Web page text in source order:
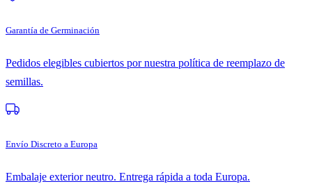
Garantía de Germinación
Pedidos elegibles cubiertos por nuestra política de reemplazo de
semillas.
Envío Discreto a Europa
Embalaje exterior neutro. Entrega rápida a toda Europa.